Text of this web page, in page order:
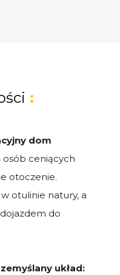
:
dom
osób ceniących
otoczenie.
otulinie natury, a
do
układ: